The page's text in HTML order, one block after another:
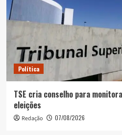
Política
TSE cria conselho para
eleições
Redação 07/08/2026